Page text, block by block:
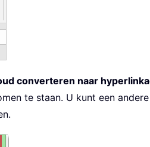
converteren naar
te staan. U kunt een